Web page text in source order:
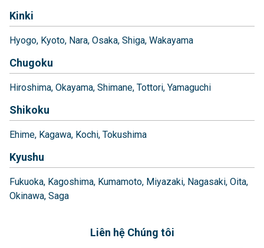
Kinki
Hyogo Kyoto Nara Osaka Shiga Wakayama
Chugoku
Hiroshima Okayama Shimane Tottori Yamaguchi
Shikoku
Ehime Kagawa Kochi Tokushima
Kyushu
Fukuoka Kagoshima Kumamoto Miyazaki Nagasaki Oita
Okinawa Saga
Liên hệ Chúng tôi